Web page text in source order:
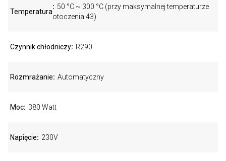
Temperatura
50 °C ~ 300 °C (przy maksymalnej temperaturze
otoczenia 43)
Czynnik chłodniczy R290
Rozmrażanie Automatyczny
Moc 380 Watt
Napięcie 230V